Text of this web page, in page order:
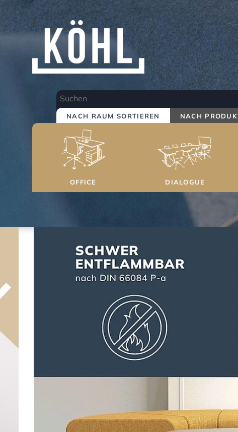
Springe
zum
Inhalt
NACH RAUM SORTIEREN NACH
OFFICE DIALOGUE